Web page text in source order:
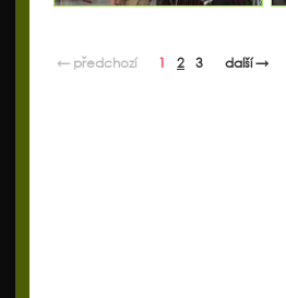
← předchozí 1 2 3 další →